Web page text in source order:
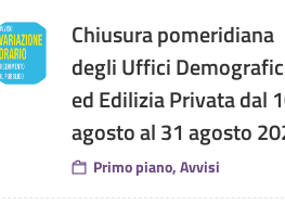
Chiusura pomeridiana
degli Uffici
ed Edilizia Privata dal
agosto al 31 agosto
Primo piano, Avvisi